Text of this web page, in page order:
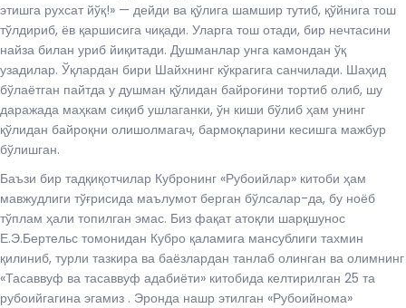
этишга рухсат йўқ!» — дейди ва қўлига шамшир тутиб, қўйнига тош
тўлдириб, ёв қаршисига чиқади. Уларга тош отади, бир нечтасини
найза билан уриб йиқитади. Душманлар унга камондан ўқ
узадилар. Ўқлардан бири Шайхнинг кўкрагига санчилади. Шаҳид
бўлаётган пайтда у душман қўлидан байроғини тортиб олиб, шу
даражада маҳкам сиқиб ушлаганки, ўн киши бўлиб ҳам унинг
қўлидан байроқни олишолмагач, бармоқларини кесишга мажбур
бўлишган.
Баъзи бир тадқиқотчилар Кубронинг «Рубоийлар» китоби ҳам
мавжудлиги тўғрисида маълумот берган бўлсалар-да, бу ноёб
тўплам ҳали топилган эмас. Биз фақат атоқли шарқшунос
Е.Э.Бертельс томонидан Кубро қаламига мансублиги тахмин
қилиниб, турли тазкира ва баёзлардан танлаб олинган ва олимнинг
«Тасаввуф ва тасаввуф адабиёти» китобида келтирилган 25 та
рубоийгагина эгамиз . Эронда нашр этилган «Рубоийнома»